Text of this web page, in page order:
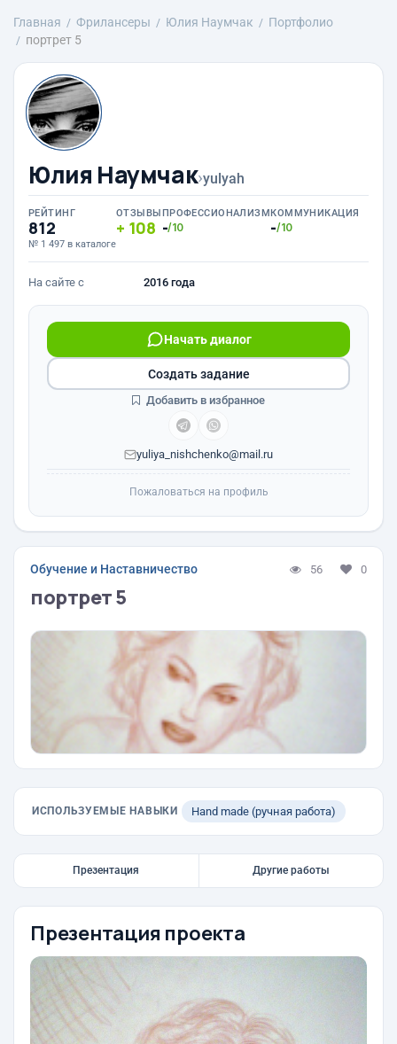
Главная Фрилансеры Юлия Наумчак
Портфолио
портрет 5
Юлия Наумчак›yulyah
РЕЙТИНГ
812
№ 1 497 в каталоге
ОТЗЫВЫ
108
ПРОФЕССИОНАЛИЗМ
-/10
КОММУНИКАЦИЯ
-/10
На сайте с 2016 года
Начать диалог
yuliya_nishchenko@mail.ru
Создать задание
Добавить в избранное
Пожаловаться на профиль
Обучение и Наставничество 56 0
портрет 5
ИСПОЛЬЗУЕМЫЕ НАВЫКИ Hand made (ручная работа)
Презентация Другие работы
Презентация проекта